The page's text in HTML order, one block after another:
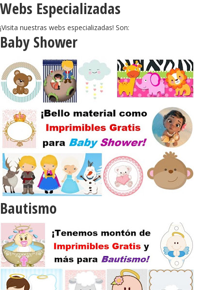
Webs Especializadas
¡Visita nuestras webs especializadas! Son:
Baby Shower
Bautismo